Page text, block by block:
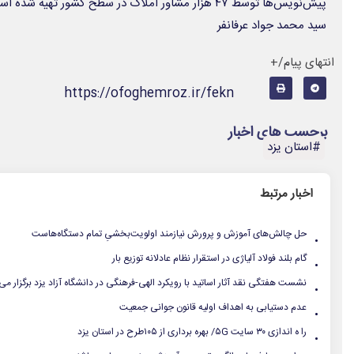
سید محمد جواد عرفانفر
انتهای پیام/+
https://ofoghemroz.ir/fekn
برچسب های اخبار
#استان یزد
اخبار مرتبط
. حل چالش‌های آموزش و پرورش نیازمند اولویت‌بخشیِ تمام دستگاه‌هاست
. گام بلند فولاد آلیاژی در استقرار نظام عادلانه توزیع بار
. نشست هفتگی نقد آثار اساتید با رویکرد الهی-فرهنگی در دانشگاه آزاد یزد برگزار
. عدم دستیابی به اهداف اولیه قانون جوانی جمعیت
. را ه اندازی ۳۰ سایت ۵G/ بهره برداری از ۱۰۵طرح در استان یزد